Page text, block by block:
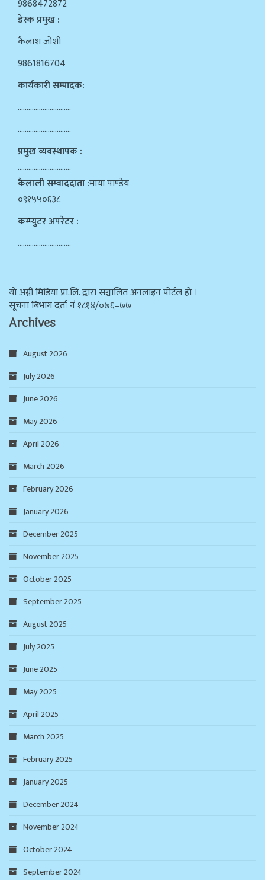
9868472872
डेस्क प्रमुख :
कैलाश जोशी
9861816704
कार्यकारी सम्पादक:
…………………………
…………………………
प्रमुख व्यवस्थापक :
…………………………
कैलाली सम्वाददाता :माया पाण्डेय
०९१५५०६३८
कम्प्युटर अपरेटर :
…………………………
याे अग्नी मिडिया प्रा.लि. द्वारा सञ्चालित अनलाइन पोर्टल हो ।
सूचना बिभाग दर्ता न‌ं १८१४/०७६–७७
Archives
August 2026
July 2026
June 2026
May 2026
April 2026
March 2026
February 2026
January 2026
December 2025
November 2025
October 2025
September 2025
August 2025
July 2025
June 2025
May 2025
April 2025
March 2025
February 2025
January 2025
December 2024
November 2024
October 2024
September 2024